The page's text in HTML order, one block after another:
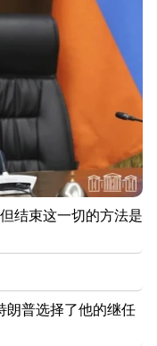
场发生大火
谈埃里温的空
为他们在国民议
结束这一切的方法是
普选择了他的继任